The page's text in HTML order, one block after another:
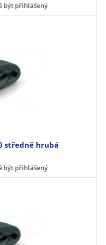
být přihlášený
středně hrubá
být přihlášený